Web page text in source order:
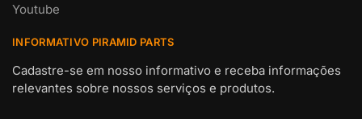
Youtube
INFORMATIVO PIRAMID PARTS
Cadastre-se em nosso informativo e receba informações
relevantes sobre nossos serviços e produtos.